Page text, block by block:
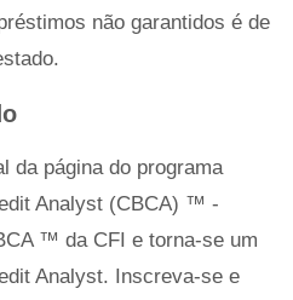
não garantidos é de
da página do programa
Analyst (CBCA) ™ -
™ da CFI e torna-se um
Analyst. Inscreva-se e